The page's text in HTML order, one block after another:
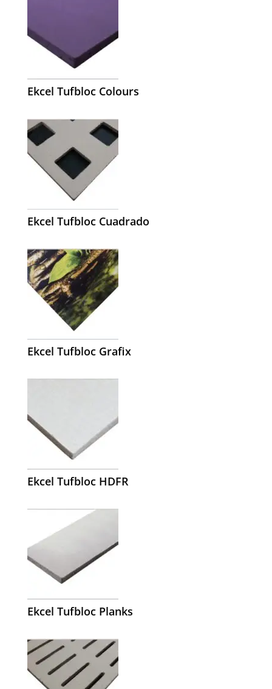
Ekcel Tufbloc Colours
Ekcel Tufbloc Cuadrado
Ekcel Tufbloc Grafix
Ekcel Tufbloc HDFR
Ekcel Tufbloc Planks